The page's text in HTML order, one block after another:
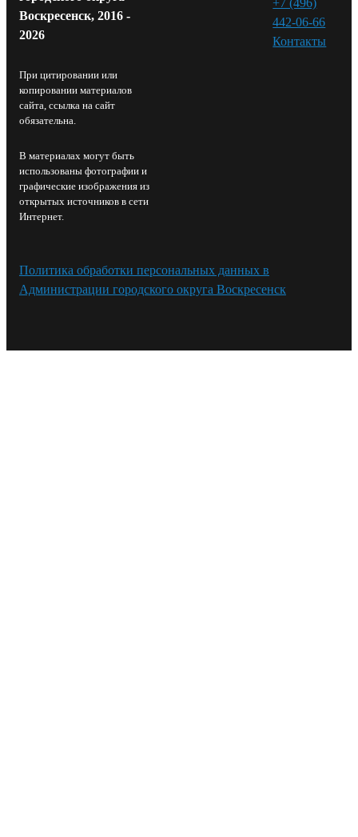
Воскресенск, 2016 -
2026
При цитировании или
копировании материалов
сайта, ссылка на сайт
обязательна.
В материалах могут быть
использованы фотографии и
графические изображения из
открытых источников в сети
Интернет.
442-06-66
Контакты⁠
Политика обработки персональных данных в
Администрации городского округа Воскресенск